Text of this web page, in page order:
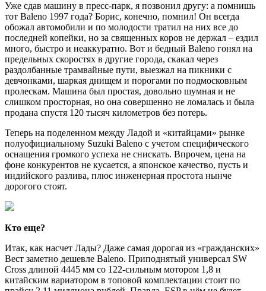
Уже сдав машину в пресс-парк, я позвонил другу: а помнишь
тот Baleno 1997 года? Борис, конечно, помнил! Он всегда
обожал автомобили и по молодости тратил на них все до
последней копейки, но за священных коров не держал – ездил
много, быстро и неаккуратно. Вот и бедный Baleno гонял на
предельных скоростях в другие города, скакал через
раздолбанные трамвайные пути, выезжал на пикники с
девчонками, шаркая днищем и порогами по подмосковным
пролескам. Машина был простая, довольно шумная и не
слишком просторная, но она совершенно не ломалась и была
продана спустя 120 тысяч километров без потерь.
Теперь на поделенном между Ладой и «китайцами» рынке
полуофициальному Suzuki Baleno с учетом специфического
оснащения громкого успеха не снискать. Впрочем, цена на
фоне конкурентов не кусается, а японское качество, пусть и
индийского разлива, плюс инженерная простота нынче
дорогого стоят.
Кто еще?
Итак, как насчет Лады? Даже самая дорогая из «гражданских»
Вест заметно дешевле Baleno. Приподнятый универсал SW
Cross длиной 4445 мм со 122-сильным мотором 1,8 и
китайским вариатором в топовой комплектации стоит по